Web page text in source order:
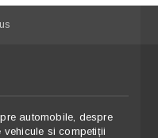
automobile, despre
si competiții